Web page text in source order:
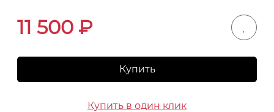
11 500 ₽
Купить
Купить в один клик